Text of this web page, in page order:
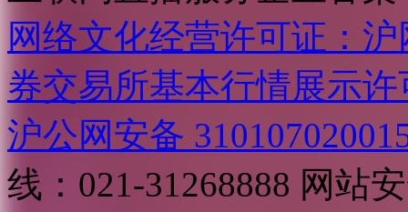
网络文化经营许可证：
券交易所基本行情展示许
沪公网安备
线：021-31268888 网站